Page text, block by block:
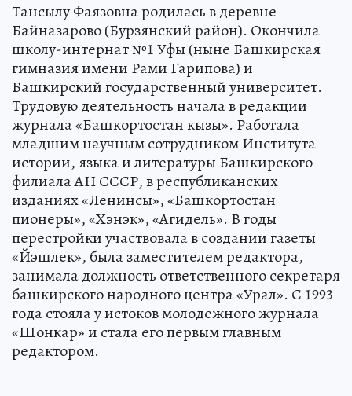
Тансылу Фаязовна родилась в деревне
Байназарово (Бурзянский район). Окончила
школу-интернат №1 Уфы (ныне Башкирская
гимназия имени Рами Гарипова) и
Башкирский государственный университет.
Трудовую деятельность начала в редакции
журнала «Башкортостан кызы». Работала
младшим научным сотрудником Института
истории, языка и литературы Башкирского
филиала АН СССР, в республиканских
изданиях «Ленинсы», «Башкортостан
пионеры», «Хэнэк», «Агидель». В годы
перестройки участвовала в создании газеты
«Йэшлек», была заместителем редактора,
занимала должность ответственного секретаря
башкирского народного центра «Урал». С 1993
года стояла у истоков молодежного журнала
«Шонкар» и стала его первым главным
редактором.